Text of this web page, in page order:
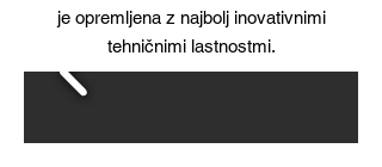
je opremljena z najbolj inovativnimi
tehničnimi lastnostmi.